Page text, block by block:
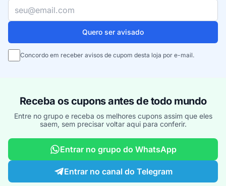
Quero ser avisado
Concordo em receber avisos de cupom desta loja por e-mail.
Receba os cupons antes de todo mundo
Entre no grupo e receba os melhores cupons assim que eles
saem, sem precisar voltar aqui para conferir.
Entrar no grupo do WhatsApp
Entrar no canal do Telegram